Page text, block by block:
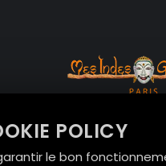
POLICY
le bon
Le Marais,